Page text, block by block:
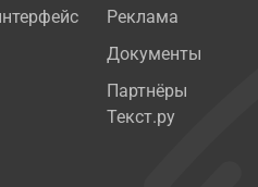
Реклама
Документы
Партнёры
Текст.ру